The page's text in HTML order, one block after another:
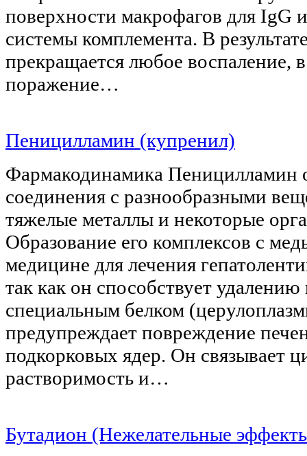
поверхности макрофагов для IgG
системы комплемента. В
прекращается любое воспаление,
поражение…
Пеницилламин (купренил)
Фармакодинамика Пеницилламин
соединения с разнообразными
тяжелые металлы и некоторые
Образование его комплексов с
медицине для лечения
так как он способствует удалению
специальным белком
предупреждает повреждение
подкорковых ядер. Он связывает
растворимость и…
Бутадион (Нежелательные